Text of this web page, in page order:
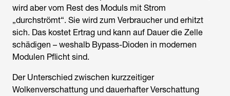
wird aber vom Rest des Moduls mit Strom
„durchströmt“. Sie wird zum Verbraucher und erhitzt
sich. Das kostet Ertrag und kann auf Dauer die Zelle
schädigen – weshalb Bypass-Dioden in modernen
Modulen Pflicht sind.
Der Unterschied zwischen kurzzeitiger
Wolkenverschattung und dauerhafter Verschattung